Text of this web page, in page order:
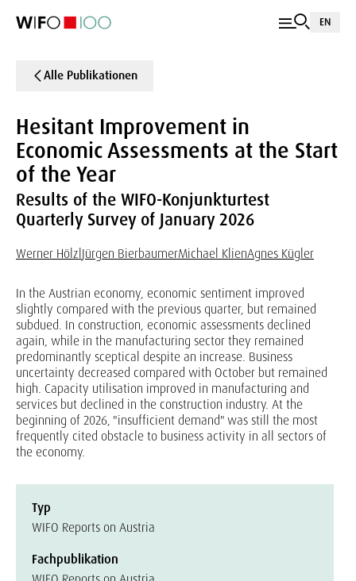
EN
Alle Publikationen
Hesitant Improvement in
Economic Assessments at the Start
of the Year
Results of the WIFO-Konjunkturtest
Quarterly Survey of January 2026
Werner Hölzl Jürgen BierbaumerMichael KlienAgnes Kügler
In the Austrian economy, economic sentiment improved
slightly compared with the previous quarter, but remained
subdued. In construction, economic assessments declined
again, while in the manufacturing sector they remained
predominantly sceptical despite an increase. Business
uncertainty decreased compared with October but remained
high. Capacity utilisation improved in manufacturing and
services but declined in the construction industry. At the
beginning of 2026, "insufficient demand" was still the most
frequently cited obstacle to business activity in all sectors of
the economy.
Typ
WIFO Reports on Austria
Fachpublikation